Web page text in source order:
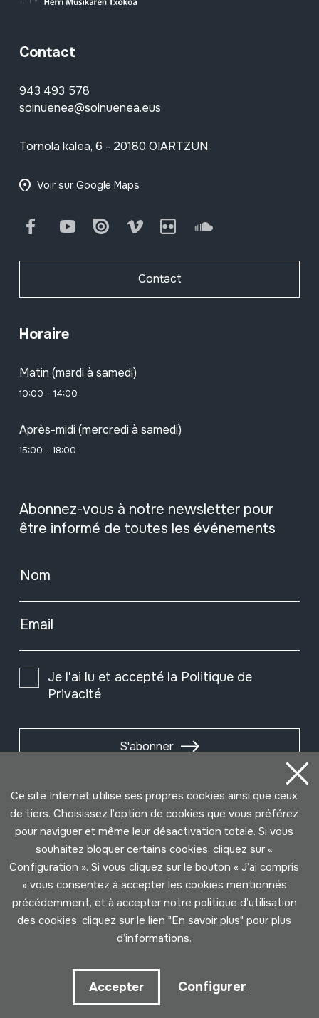
Contact
943 493 578
soinuenea@soinuenea.eus
Tornola kalea, 6 - 20180 OIARTZUN
Voir sur Google Maps
FacebookYoutube Issuu Vimeo Flickr SoundCloud
Contact
Horaire
Matin (mardi à samedi)
10:00 - 14:00
Après-midi (mercredi à samedi)
15:00 - 18:00
Abonnez-vous à notre newsletter pour
être informé de toutes les événements
Nom
Email
Je l'ai lu et accepté la Politique de
Privacité
S'abonner
Développé par Lotura
Ce site Internet utilise ses propres cookies ainsi que ceux
de tiers. Choisissez l’option de cookies que vous préférez
pour naviguer et même leur désactivation totale. Si vous
souhaitez bloquer certains cookies, cliquez sur «
Configuration ». Si vous cliquez sur le bouton « J’ai compris
» vous consentez à accepter les cookies mentionnés
précédemment, et à accepter notre politique d’utilisation
des cookies, cliquez sur le lien "En savoir plus" pour plus
d’informations.
Accepter Configurer